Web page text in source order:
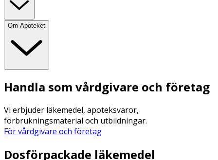
Om Apoteket
Handla som vårdgivare och företag
Vi erbjuder läkemedel, apoteksvaror,
förbrukningsmaterial och utbildningar.
För vårdgivare och företag
Dosförpackade läkemedel